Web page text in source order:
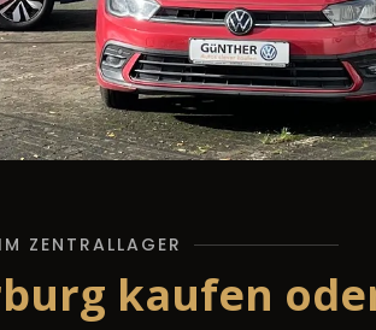
ZENTRALLAGER
kaufen